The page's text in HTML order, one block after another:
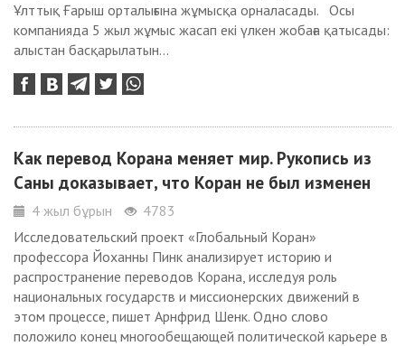
Ұлттық Ғарыш орталығына жұмысқа орналасады. Осы
компанияда 5 жыл жұмыс жасап екі үлкен жобаға қатысады:
алыстан басқарылатын...
Как перевод Корана меняет мир. Рукопись из
Саны доказывает, что Коран не был изменен
4 жыл бұрын
4783
Исследовательский проект «Глобальный Коран»
профессора Йоханны Пинк анализирует историю и
распространение переводов Корана, исследуя роль
национальных государств и миссионерских движений в
этом процессе, пишет Арнфрид Шенк. Одно слово
положило конец многообещающей политической карьере в